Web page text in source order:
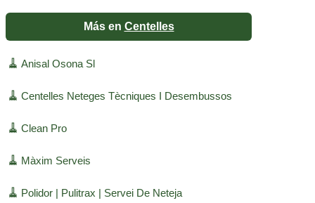
Más en Centelles
🧹 Anisal Osona Sl
🧹 Centelles Neteges Tècniques I Desembussos
🧹 Clean Pro
🧹 Màxim Serveis
🧹 Polidor | Pulitrax | Servei De Neteja